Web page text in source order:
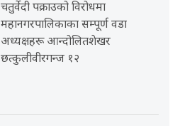
चतुर्वेदी पक्राउको विरोधमा
महानगरपालिकाका सम्पूर्ण वडा
अध्यक्षहरू आन्दोलितशेखर
छत्कुलीवीरगन्ज १२